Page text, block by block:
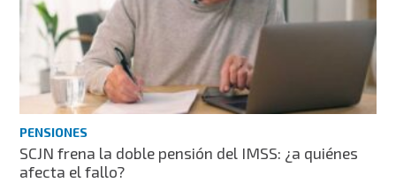
PENSIONES
SCJN frena la doble pensión del IMSS: ¿a quiénes
afecta el fallo?